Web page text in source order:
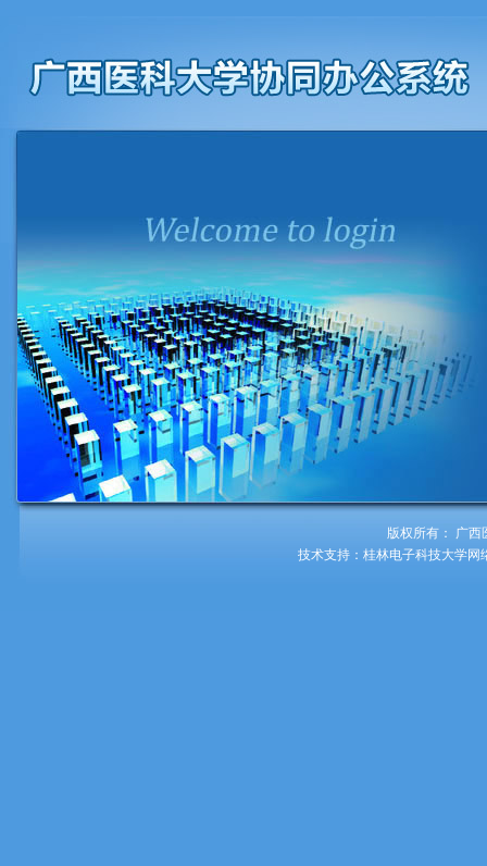
版权所有： 广西
技术支持：桂林电子科技大学网